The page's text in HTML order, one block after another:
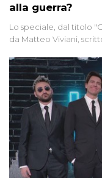
alla guerra?
Lo speciale, dal titolo
da Matteo Viviani,
di settore - su quanto
Anche se l'Italia non è
contesto globale
lontano.